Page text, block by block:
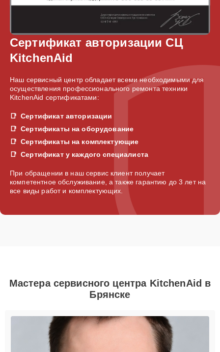
Сертификат авторизации СЦ
KitchenAid
Наш сервисный центр обладает всеми необходимыми для
осуществления профессионального ремонта техники
KitchenAid сертификатами:
Сертификат авторизации
Сертификаты на оборудование
Сертификаты на комплектующие
Сертификат у каждого специалиста
При обращении в наш сервис клиент получает
компетентное обслуживание, а также гарантию до 3 лет на
все виды работ и комплектующих.
Мастера сервисного центра KitchenAid в
Брянске